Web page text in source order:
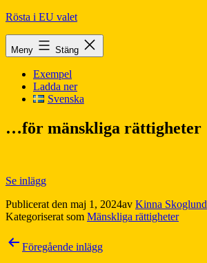
Hoppa
innehåll
Rösta i EU valet
Meny Stäng
Exempel
Ladda ner
Svenska
…för mänskliga rättigheter
Se inlägg
Publicerat den maj 1, 2024av Kinna Skoglund
Kategoriserat som Mänskliga rättigheter
Inläggsnavigering
Föregående inlägg